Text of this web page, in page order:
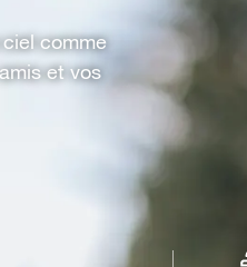
comme
et vos